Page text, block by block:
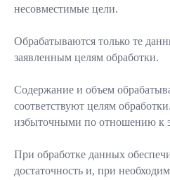
несовместимые цели.
Обрабатываются только те
заявленным целям обработки.
Содержание и объем
соответствуют целям
избыточными по отношению к
При обработке данных
достаточность и, при